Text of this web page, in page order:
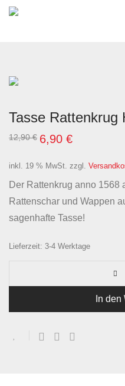
Tasse Rattenkrug
12,90€ Ursprünglicher
Preis
12,90 €
6,90 €Aktueller
Preis
6,90 €.
inkl. 19 % MwSt. zzgl.
Der Rattenkrug anno 1568
Rattenschar und Wappen
sagenhafte Tasse!
Lieferzeit: 3-4 Werktage
In